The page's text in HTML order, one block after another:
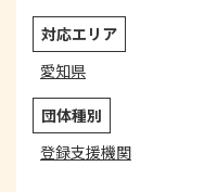
対応エリア
愛知県
団体種別
登録支援機関